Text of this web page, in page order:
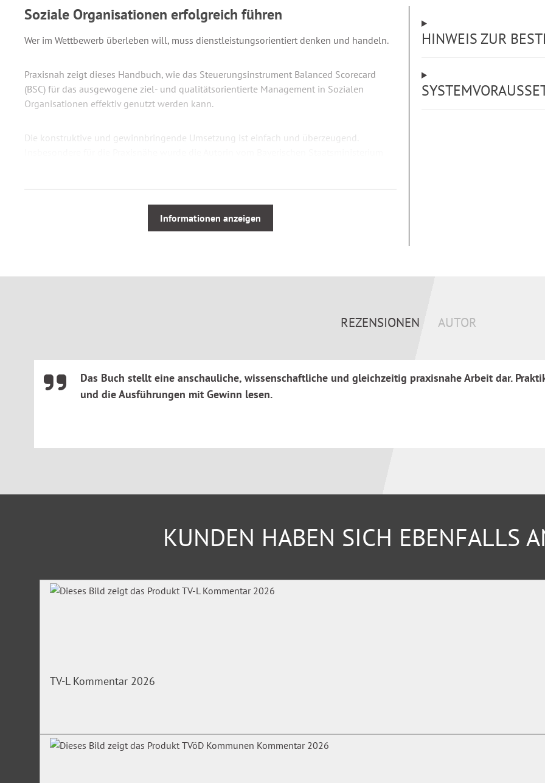
Soziale Organisationen erfolgreich führen
Wer im Wettbewerb überleben will, muss dienstleistungsorientiert denken und handeln.
Praxisnah zeigt dieses Handbuch, wie das Steuerungsinstrument Balanced Scorecard
(BSC) für das ausgewogene ziel- und qualitätsorientierte Management in Sozialen
Organisationen effektiv genutzt werden kann.
Die konstruktive und gewinnbringende Umsetzung ist einfach und überzeugend.
Informationen anzeigen
HINWEIS ZUR
REZENSIONEN AUTOR
Das Buch stellt eine anschauliche, wissenschaftliche und gleichzeitig praxisnahe Arbeit dar.
und die Ausführungen mit Gewinn lesen.
KUNDEN HABEN SICH EBENFALLS
Produktgalerie überspringen
TV-L Kommentar 2026